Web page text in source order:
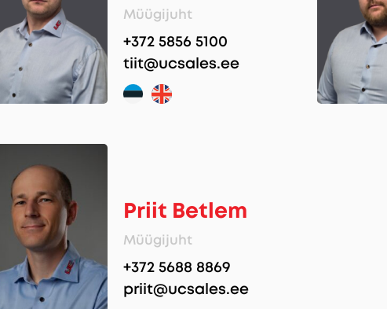
Müügijuht
+372 5856 5100
tiit@ucsales.ee
Priit Betlem
Müügijuht
+372 5688 8869
priit@ucsales.ee